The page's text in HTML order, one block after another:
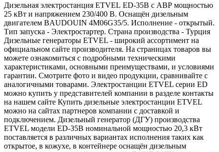
Дизельная электростанция ETVEL ED-35B с АВР мощностью
25 кВт и напряжением 230/400 В. Оснащён дизельным
двигателем BAUDOUIN 4M06G35/5. Исполнение - открытый.
Тип запуска - Электростартер. Страна производства - Турция
Дизельные генераторы ETVEL - широкий ассортимент на
официальном сайте производителя. На страницах товаров вы
можете ознакомиться с подробными техническими
характеристиками, основными преимуществами, и условиями
гарантии. Смотрите фото и видео продукции, сравнивайте с
аналогичными товарами. Электростанции ETVEL серии ED
можно купить у представителей компании в разделе контакты
на нашем сайте Купить дизельные электростанции ETVEL
можно на сайтах партнеров компании с доставкой и
подключением. Дизельный генератор (ДГУ) производства
ETVEL модели ED-35B номинальной мощностью 20,3 кВт
поставляется в различных вариантах исполнения таких как
открытое, в кожухе, в контейнере оснащён дизельным